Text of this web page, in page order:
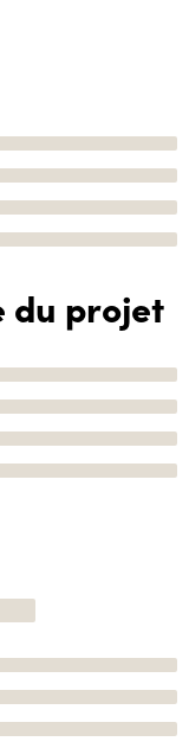
du projet